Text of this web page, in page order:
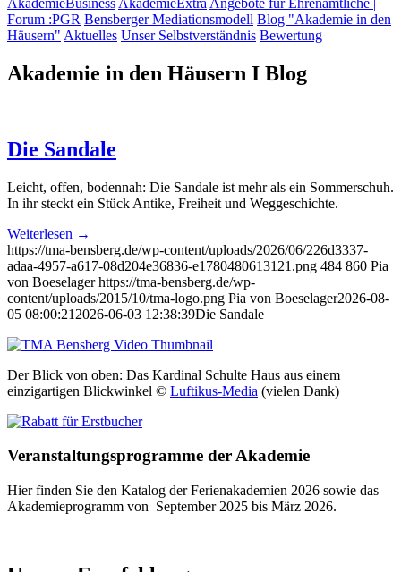
Forum :PGR Bensberger Mediationsmodell Blog "Akademie in den
Häusern" Aktuelles Unser Selbstverständnis Bewertung
Akademie in den Häusern I Blog
Die Sandale
Leicht, offen, bodennah: Die Sandale ist mehr als ein Sommerschuh.
In ihr steckt ein Stück Antike, Freiheit und Weggeschichte.
Weiterlesen →
https://tma-bensberg.de/wp-content/uploads/2026/06/226d3337-
adaa-4957-a617-08d204e36836-e1780480613121.png 484 860 Pia
von Boeselager https://tma-bensberg.de/wp-
content/uploads/2015/10/tma-logo.png Pia von Boeselager2026-08-
05 08:00:21 2026-06-03 12:38:39Die Sandale
Der Blick von oben: Das Kardinal Schulte Haus aus einem
einzigartigen Blickwinkel © Luftikus-Media (vielen Dank)
Veranstaltungsprogramme der Akademie
Hier finden Sie den Katalog der Ferienakademien 2026 sowie das
Akademieprogramm von September 2025 bis März 2026.